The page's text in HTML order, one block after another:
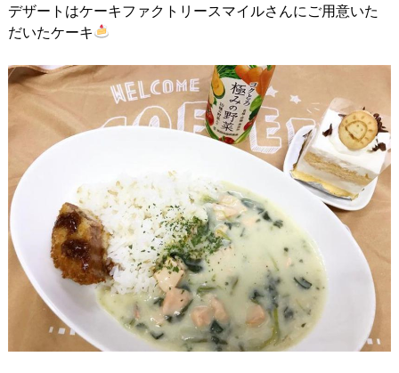
デザートはケーキファクトリースマイルさんにご用意いた
だいたケーキ